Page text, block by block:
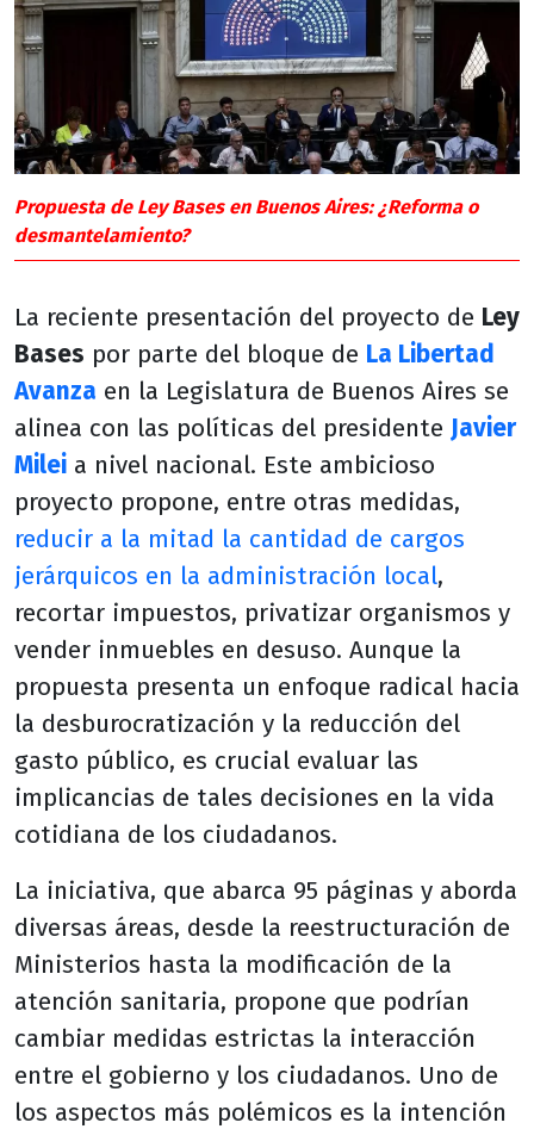
Propuesta de Ley Bases en Buenos Aires: ¿Reforma o
desmantelamiento?
La reciente presentación del proyecto de Ley
Bases por parte del bloque de La Libertad
Avanza en la Legislatura de Buenos Aires se
alinea con las políticas del presidente Javier
Milei a nivel nacional. Este ambicioso
proyecto propone, entre otras medidas,
reducir a la mitad la cantidad de cargos
jerárquicos en la administración local,
recortar impuestos, privatizar organismos y
vender inmuebles en desuso. Aunque la
propuesta presenta un enfoque radical hacia
la desburocratización y la reducción del
gasto público, es crucial evaluar las
implicancias de tales decisiones en la vida
cotidiana de los ciudadanos.
La iniciativa, que abarca 95 páginas y aborda
diversas áreas, desde la reestructuración de
Ministerios hasta la modificación de la
atención sanitaria, propone que podrían
cambiar medidas estrictas la interacción
entre el gobierno y los ciudadanos. Uno de
los aspectos más polémicos es la intención